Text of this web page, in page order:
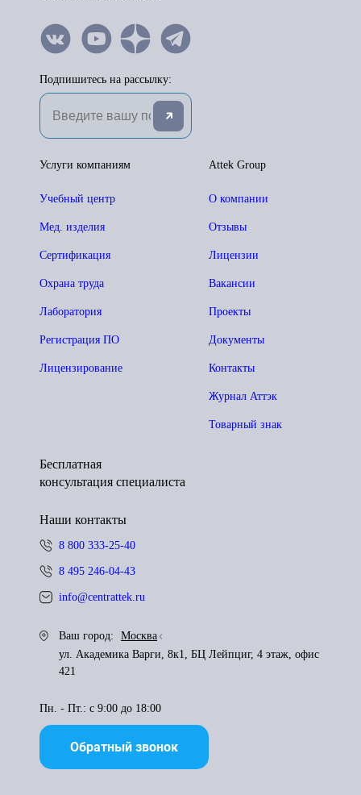
Подпишитесь на рассылку:
Attek Group
О компании
Отзывы
Лицензии
Вакансии
Проекты
Документы
Контакты
Журнал Аттэк
Товарный знак
Услуги компаниям
Учебный центр
Мед. изделия
Сертификация
Охрана труда
Лаборатория
Регистрация ПО
Лицензирование
Бесплатная
консультация специалиста
Наши контакты
8 800 333-25-40
8 495 246-04-43
info@centrattek.ru
Ваш город:
Москва
ул. Академика Варги, 8к1, БЦ Лейпциг, 4 этаж, офис
421
Пн. - Пт.: с 9:00 до 18:00
Обратный звонок